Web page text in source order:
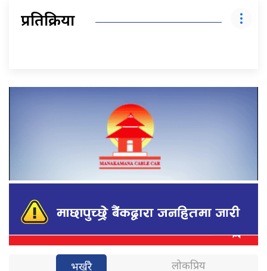
प्रतिक्रिया
भर्खरै लोकप्रिय